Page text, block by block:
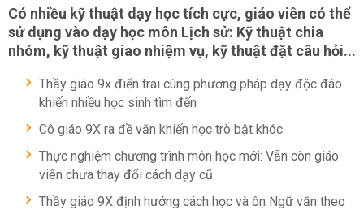
Có nhiều kỹ thuật dạy học tích cực, giáo viên có thể
sử dụng vào dạy học môn Lịch sử: Kỹ thuật chia
nhóm, kỹ thuật giao nhiệm vụ, kỹ thuật đặt câu hỏi...
Thầy giáo 9x điển trai cùng phương pháp dạy độc đáo
khiến nhiều học sinh tìm đến
Cô giáo 9X ra đề văn khiến học trò bật khóc
Thực nghiệm chương trình môn học mới: Vẫn còn giáo
viên chưa thay đổi cách dạy cũ
Thầy giáo 9X định hướng cách học và ôn Ngữ văn theo